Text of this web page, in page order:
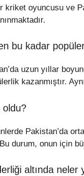
kriket oyuncusu ve
bu kadar
uzun yıllar
kazanmıştır.
oldu?
Pakistan’da
Bu durum, onun için
altında neler